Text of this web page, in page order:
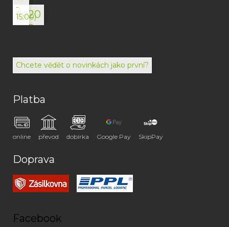
+420
792
072
-
15:00)
Chcete vědět o novinkách jako první?
Platba
online převod dobírka Google Pay SkipPay
Doprava
Facebook